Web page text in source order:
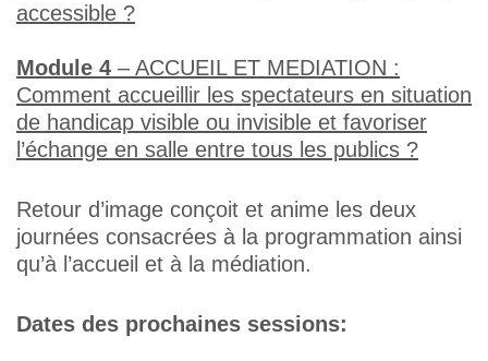
accessible ?
Module 4 – ACCUEIL ET MEDIATION :
Comment accueillir les spectateurs en situation
de handicap visible ou invisible et favoriser
l’échange en salle entre tous les publics ?
Retour d’image conçoit et anime les deux
journées consacrées à la programmation ainsi
qu’à l’accueil et à la médiation.
Dates des prochaines sessions: